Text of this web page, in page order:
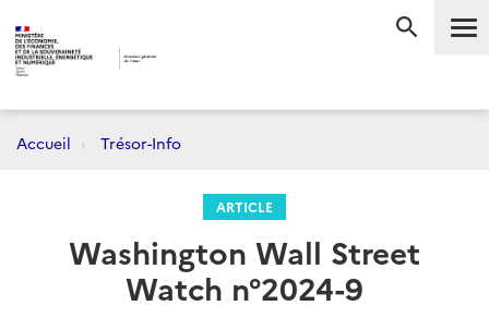
Accueil Trésor-Info
ARTICLE
Washington Wall Street
Watch n°2024-9